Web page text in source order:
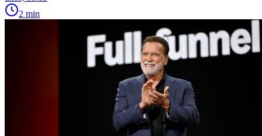
2 min